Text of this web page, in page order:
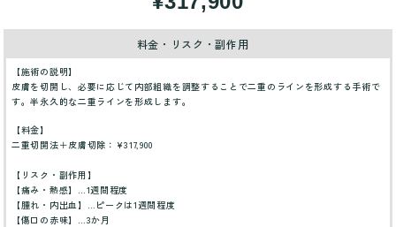
料金・リスク・副作用
【施術の説明】
皮膚を切開し、必要に応じて内部組織を調整することで二重のラインを形成する手術で
す。半永久的な二重ラインを形成します。
【料金】
二重切開法＋皮膚切除：¥317,900
【リスク・副作用】
【痛み・熱感】…1週間程度
【腫れ・内出血】…ピークは1週間程度
【傷口の赤味】…3か月